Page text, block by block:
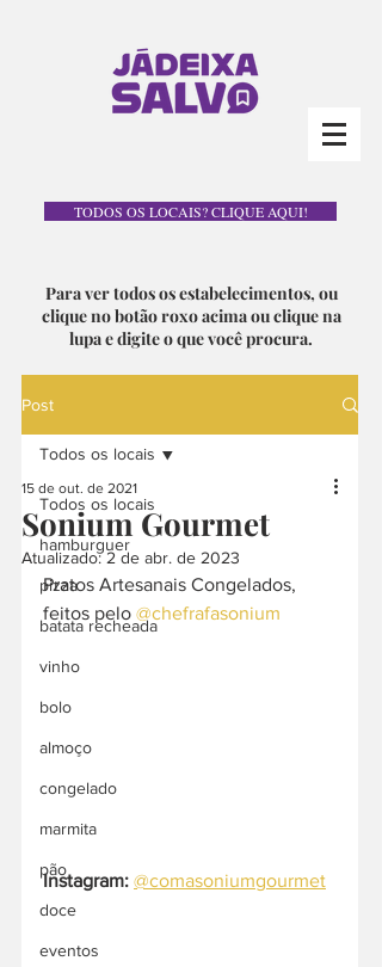
TODOS OS LOCAIS? CLIQUE AQUI!
Para ver todos os estabelecimentos, ou
clique no botão roxo acima ou clique na
lupa e digite o que você procura.
Post
Todos os locais
hamburguer
pizza
batata recheada
vinho
bolo
almoço
congelado
marmita
pão
doce
eventos
Todos os locais
Sonium Gourmet
15 de out. de 2021
Atualizado:2 de abr. de 2023
Pratos Artesanais Congelados,
feitos pelo @chefrafasonium
Instagram: @comasoniumgourmet